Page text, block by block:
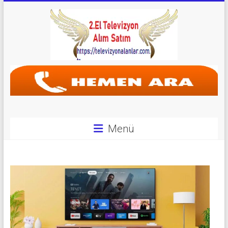
Televizyon
Alanlar
Alanlar
|
TV
Menü